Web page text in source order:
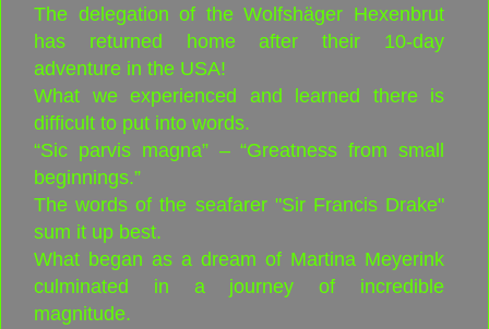
The delegation of the Wolfshäger Hexenbrut
has returned home after their 10-day
adventure in the USA!
What we experienced and learned there is
difficult to put into words.
“Sic parvis magna” – “Greatness from small
beginnings.”
The words of the seafarer "Sir Francis Drake"
sum it up best.
What began as a dream of Martina Meyerink
culminated in a journey of incredible
magnitude.